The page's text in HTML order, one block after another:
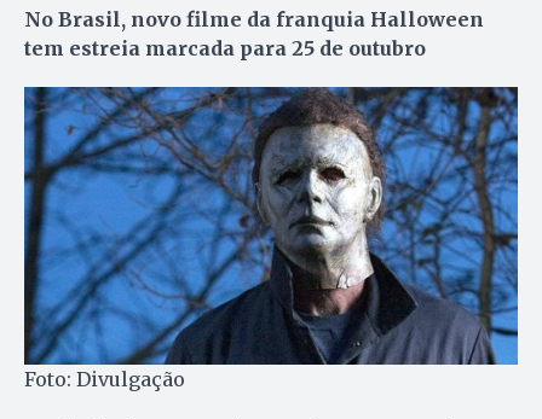
No Brasil, novo filme da franquia Halloween
tem estreia marcada para 25 de outubro
Foto: Divulgação